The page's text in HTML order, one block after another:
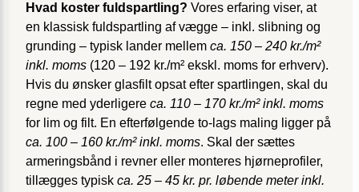
Hvad koster fuldspartling? Vores erfaring viser, at
en klassisk fuldspartling af vægge – inkl. slibning og
grunding – typisk lander mellem ca. 150 – 240 kr./m²
inkl. moms (120 – 192 kr./m² ekskl. moms for erhverv).
Hvis du ønsker glasfilt opsat efter spartlingen, skal du
regne med yderligere ca. 110 – 170 kr./m² inkl. moms
for lim og filt. En efterfølgende to-lags maling ligger på
ca. 100 – 160 kr./m² inkl. moms. Skal der sættes
armeringsbånd i revner eller monteres hjørneprofiler,
tillægges typisk ca. 25 – 45 kr. pr. løbende meter inkl.